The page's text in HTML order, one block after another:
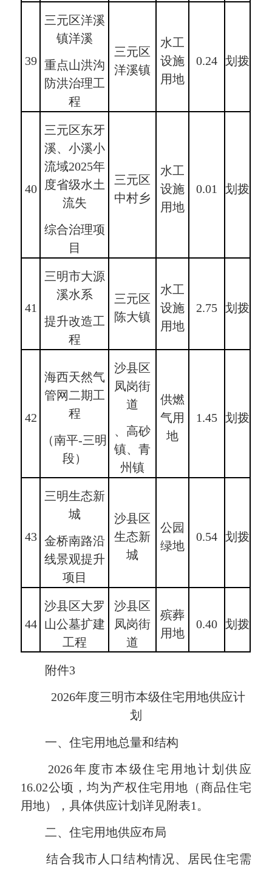
39
三元区洋溪
镇洋溪
重点山洪沟
防洪治理工
程
三元区
洋溪镇
水工
设施
用地
0.24 划拨
40
三元区东牙
溪、小溪小
流域2025年
度省级水土
流失
综合治理项
目
三元区
中村乡
水工
设施
用地
0.01 划拨
41
三明市大源
溪水系
提升改造工
程
三元区
陈大镇
水工
设施
用地
2.75 划拨
42
海西天然气
管网二期工
程
（南平-三明
段）
沙县区
凤岗街
道
、高砂
镇、青
州镇
供燃
气用
地
1.45 划拨
43
三明生态新
城
金桥南路沿
线景观提升
项目
沙县区
生态新
城
公园
绿地
0.54 划拨
44
沙县区大罗
山公墓扩建
工程
沙县区
凤岗街
道
殡葬
用地
0.40 划拨
附件3
2026年度三明市本级住宅用地供应计
划
一、住宅用地总量和结构
2026年度市本级住宅用地计划供应
16.02公顷，均为产权住宅用地（商品住宅
用地），具体供应计划详见附表1。
二、住宅用地供应布局
结合我市人口结构情况、居民住宅需